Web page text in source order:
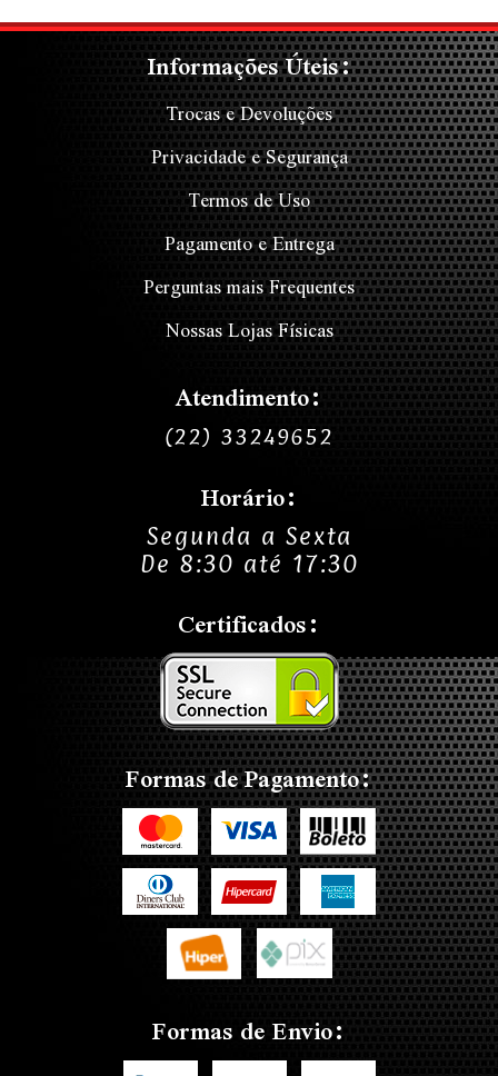
Informações Úteis:
Trocas e Devoluções
Privacidade e Segurança
Termos de Uso
Pagamento e Entrega
Perguntas mais Frequentes
Nossas Lojas Físicas
Atendimento:
(22) 33249652
Horário:
Segunda a Sexta
De 8:30 até 17:30
Certificados:
Formas de Pagamento:
Formas de Envio: